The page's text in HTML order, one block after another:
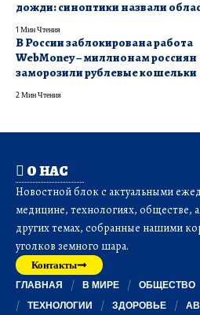
дожди: синоптики назвали
1 Мин Чтения
​В России заблокирована работа
WebMoney – миллионам россиян
заморозили рублевые кошельки
2 Мин Чтения
О НАС
Новостной блок с актуальными
медицине, технологиях, обществе,
других темах, собранные нашими
уголков земного шара.
Контакты
ГЛАВНАЯ В МИРЕ ОБЩЕСТВО
ТЕХНОЛОГИИ
ЗДОРОВЬЕ